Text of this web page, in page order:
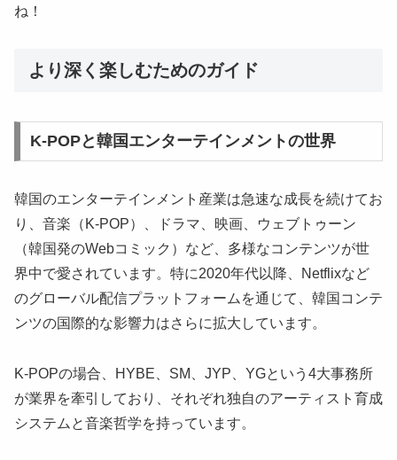
ね！
より深く楽しむためのガイド
K-POPと韓国エンターテインメントの世界
韓国のエンターテインメント産業は急速な成長を続けてお
り、音楽（K-POP）、ドラマ、映画、ウェブトゥーン
（韓国発のWebコミック）など、多様なコンテンツが世
界中で愛されています。特に2020年代以降、Netflixなど
のグローバル配信プラットフォームを通じて、韓国コンテ
ンツの国際的な影響力はさらに拡大しています。
K-POPの場合、HYBE、SM、JYP、YGという4大事務所
が業界を牽引しており、それぞれ独自のアーティスト育成
システムと音楽哲学を持っています。